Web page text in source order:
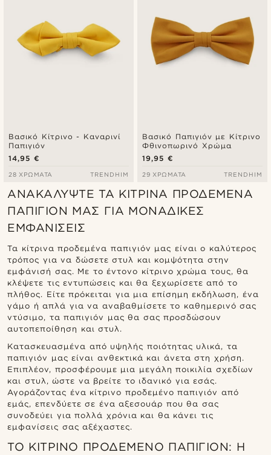
Βασικό Κίτρινο - Καναρινί
Παπιγιόν
14,95 €
28 ΧΡΏΜΑΤΑ TRENDHIM
Βασικό Παπιγιόν με Κίτρινο
Φθινοπωρινό Χρώμα
19,95 €
29 ΧΡΏΜΑΤΑ TRENDHIM
ΑΝΑΚΑΛΎΨΤΕ ΤΑ ΚΊΤΡΙΝΑ ΠΡΟΔΕΜΈΝΑ
ΠΑΠΙΓΙΌΝ ΜΑΣ ΓΙΑ ΜΟΝΑΔΙΚΈΣ
ΕΜΦΑΝΊΣΕΙΣ
Τα κίτρινα προδεμένα παπιγιόν μας είναι ο καλύτερος
τρόπος για να δώσετε στυλ και κομψότητα στην
εμφάνισή σας. Με το έντονο κίτρινο χρώμα τους, θα
κλέψετε τις εντυπώσεις και θα ξεχωρίσετε από το
πλήθος. Είτε πρόκειται για μια επίσημη εκδήλωση, ένα
γάμο ή απλά για να αναβαθμίσετε το καθημερινό σας
ντύσιμο, τα παπιγιόν μας θα σας προσδώσουν
αυτοπεποίθηση και στυλ.
Κατασκευασμένα από υψηλής ποιότητας υλικά, τα
παπιγιόν μας είναι ανθεκτικά και άνετα στη χρήση.
Επιπλέον, προσφέρουμε μια μεγάλη ποικιλία σχεδίων
και στυλ, ώστε να βρείτε το ιδανικό για εσάς.
Αγοράζοντας ένα κίτρινο προδεμένο παπιγιόν από
εμάς, επενδύετε σε ένα αξεσουάρ που θα σας
συνοδεύει για πολλά χρόνια και θα κάνει τις
εμφανίσεις σας αξέχαστες.
ΤΟ ΚΊΤΡΙΝΟ ΠΡΟΔΕΜΈΝΟ ΠΑΠΙΓΙΌΝ: Η